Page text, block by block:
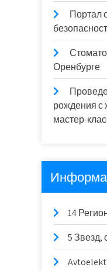
Портал
Оренбурге
рождения с
мастер-
14
5 Звезд,